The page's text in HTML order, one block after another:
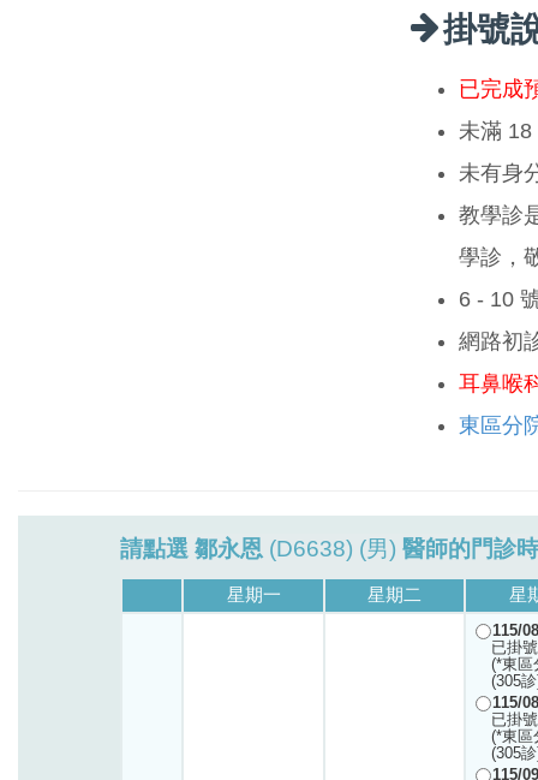
掛號
已完成
未滿 18
未有身
教學診
學診，
6 - 10
網路初
耳鼻喉
東區分